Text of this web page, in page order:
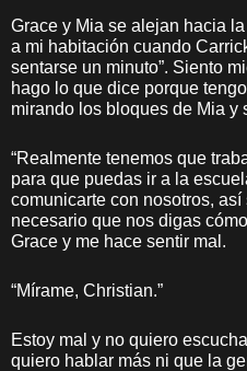
Grace y Mia se alejan hacia
a mi habitación cuando
sentarse un minuto”. Siento
hago lo que dice porque
mirando los bloques de Mia y
“Realmente tenemos que
para que puedas ir a la
comunicarte con nosotros,
necesario que nos digas
Grace y me hace sentir mal.
“Mírame, Christian.”
Estoy mal y no quiero
quiero hablar más ni que la